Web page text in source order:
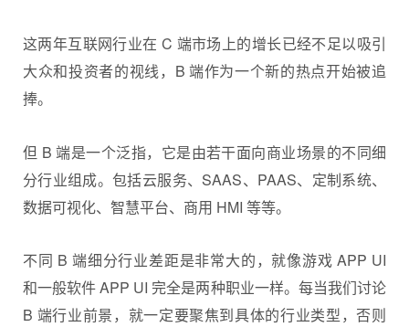
这两年互联网行业在 C 端市场上的增长已经不足以吸引
大众和投资者的视线，B 端作为一个新的热点开始被追
捧。
但 B 端是一个泛指，它是由若干面向商业场景的不同细
分行业组成。包括云服务、SAAS、PAAS、定制系统、
数据可视化、智慧平台、商用 HMI 等等。
不同 B 端细分行业差距是非常大的，就像游戏 APP UI
和一般软件 APP UI 完全是两种职业一样。每当我们讨论
B 端行业前景，就一定要聚焦到具体的行业类型，否则